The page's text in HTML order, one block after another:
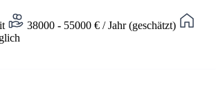
38000 - 55000 € / Jahr (geschätzt)